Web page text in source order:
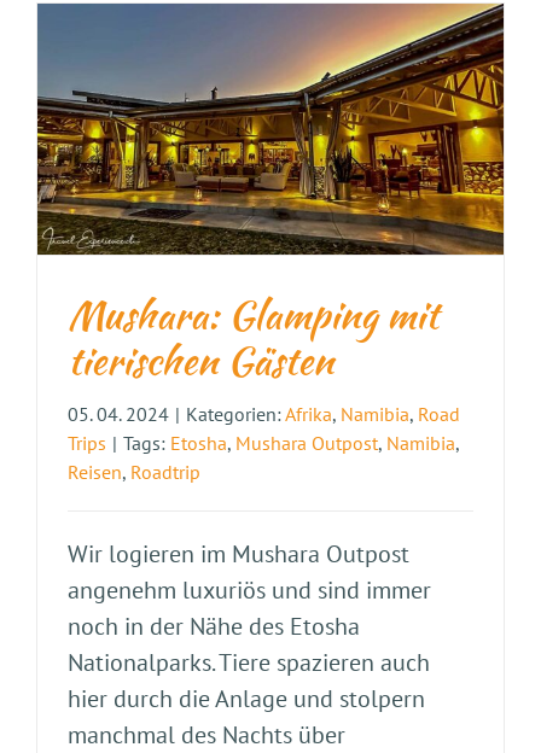
Mushara: Glamping mit
tierischen Gästen
05. 04. 2024 | Kategorien:Afrika, Namibia, Road
Trips | Tags: Etosha, Mushara Outpost, Namibia,
Reisen, Roadtrip
Wir logieren im Mushara Outpost
angenehm luxuriös und sind immer
noch in der Nähe des Etosha
Nationalparks. Tiere spazieren auch
hier durch die Anlage und stolpern
manchmal des Nachts über